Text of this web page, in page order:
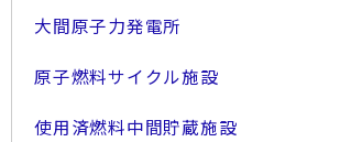
大間原子力発電所
原子燃料サイクル施設
使用済燃料中間貯蔵施設